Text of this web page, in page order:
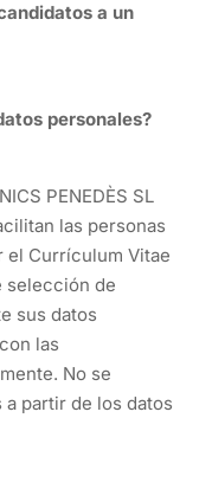
a un
personales?
PENEDÈS SL
las personas
el Currículum Vitae
selección de
sus datos
las
No se
partir de los datos